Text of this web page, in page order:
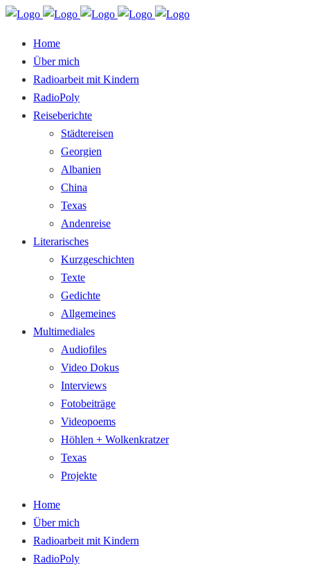
Home
Über mich
Radioarbeit mit Kindern
RadioPoly
Reiseberichte
Städtereisen
Georgien
Albanien
China
Texas
Andenreise
Literarisches
Kurzgeschichten
Texte
Gedichte
Allgemeines
Multimediales
Audiofiles
Video Dokus
Interviews
Fotobeiträge
Videopoems
Höhlen + Wolkenkratzer
Texas
Projekte
Home
Über mich
Radioarbeit mit Kindern
RadioPoly